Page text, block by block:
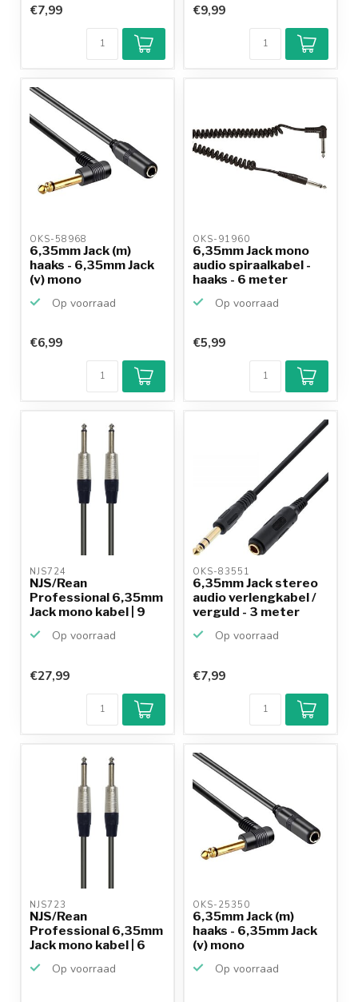
€7,99 €9,99
OKS-58968
6,35mm Jack (m)
haaks - 6,35mm Jack
(v) mono
Op voorraad
€6,99
OKS-91960
6,35mm Jack mono
audio spiraalkabel -
haaks - 6 meter
Op voorraad
9,2/10
Achteraf
betalen mogelijk
€5,99
NJS724
NJS/Rean
Professional 6,35mm
Jack mono kabel | 9
Op voorraad
€27,99
OKS-83551
6,35mm Jack stereo
audio verlengkabel /
verguld - 3 meter
Op voorraad
€7,99
NJS723
NJS/Rean
Professional 6,35mm
Jack mono kabel | 6
Op voorraad
OKS-25350
6,35mm Jack (m)
haaks - 6,35mm Jack
(v) mono
Op voorraad